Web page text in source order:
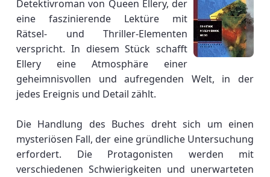
Detektivroman von Queen Ellery, der
eine faszinierende Lektüre mit
Rätsel- und Thriller-Elementen
verspricht. In diesem Stück schafft
Ellery eine Atmosphäre einer
geheimnisvollen und aufregenden Welt, in der
jedes Ereignis und Detail zählt.
Die Handlung des Buches dreht sich um einen
mysteriösen Fall, der eine gründliche Untersuchung
erfordert. Die Protagonisten werden mit
verschiedenen Schwierigkeiten und unerwarteten